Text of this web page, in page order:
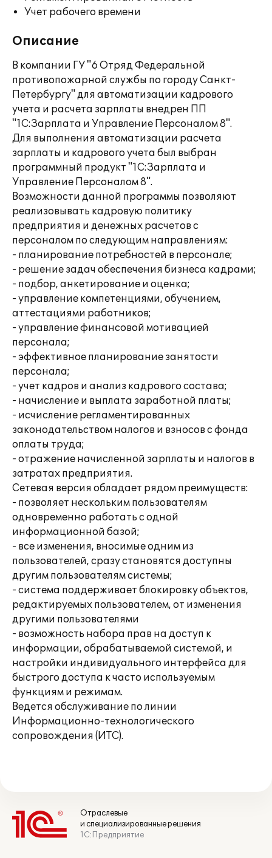
Учет рабочего времени
Описание
В компании ГУ "6 Отряд Федеральной
противопожарной службы по городу Санкт-
Петербургу" для автоматизации кадрового
учета и расчета зарплаты внедрен ПП
"1С:Зарплата и Управление Персоналом 8".
Для выполнения автоматизации расчета
зарплаты и кадрового учета был выбран
программный продукт "1С:Зарплата и
Управление Персоналом 8".
Возможности данной программы позволяют
реализовывать кадровую политику
предприятия и денежных расчетов с
персоналом по следующим направлениям:
- планирование потребностей в персонале;
- решение задач обеспечения бизнеса кадрами;
- подбор, анкетирование и оценка;
- управление компетенциями, обучением,
аттестациями работников;
- управление финансовой мотивацией
персонала;
- эффективное планирование занятости
персонала;
- учет кадров и анализ кадрового состава;
- начисление и выплата заработной платы;
- исчисление регламентированных
законодательством налогов и взносов с фонда
оплаты труда;
- отражение начисленной зарплаты и налогов в
затратах предприятия.
Сетевая версия обладает рядом преимуществ:
- позволяет нескольким пользователям
одновременно работать с одной
информационной базой;
- все изменения, вносимые одним из
пользователей, сразу становятся доступны
другим пользователям системы;
- система поддерживает блокировку объектов,
редактируемых пользователем, от изменения
другими пользователями
- возможность набора прав на доступ к
информации, обрабатываемой системой, и
настройки индивидуального интерфейса для
быстрого доступа к часто используемым
функциям и режимам.
Ведется обслуживание по линии
Информационно-технологического
сопровождения (ИТС).
Отраслевые
и специализированные решения
1С:Предприятие